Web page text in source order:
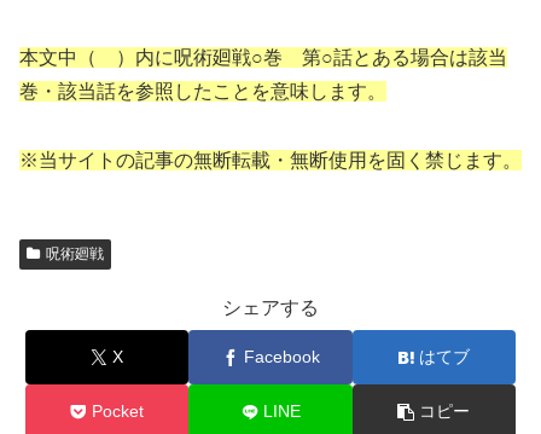
本文中（ ）内に呪術廻戦○巻 第○話とある場合は該当
巻・該当話を参照したことを意味します。
※当サイトの記事の無断転載・無断使用を固く禁じます。
呪術廻戦
シェアする
X Facebook はてブ
Pocket LINE コピー